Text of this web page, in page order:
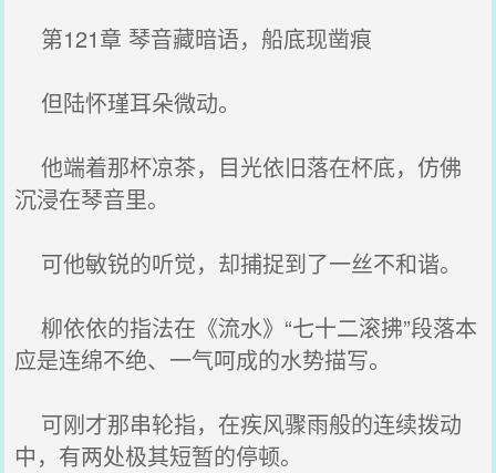
第121章 琴音藏暗语，船底现凿痕
但陆怀瑾耳朵微动。
他端着那杯凉茶，目光依旧落在杯底，仿佛
沉浸在琴音里。
可他敏锐的听觉，却捕捉到了一丝不和谐。
柳依依的指法在《流水》“七十二滚拂”段落本
应是连绵不绝、一气呵成的水势描写。
可刚才那串轮指，在疾风骤雨般的连续拨动
中，有两处极其短暂的停顿。